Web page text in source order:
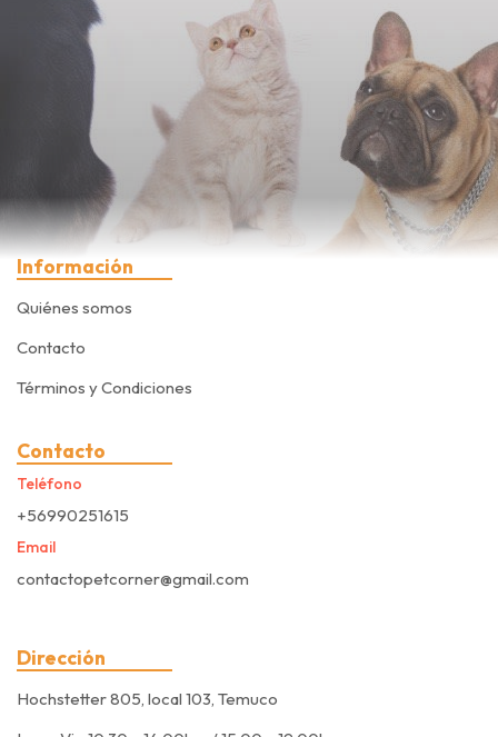
Información
Quiénes somos
Contacto
Términos y Condiciones
Contacto
Teléfono
+56990251615
Email
contactopetcorner@gmail.com
Dirección
Hochstetter 805, local 103, Temuco